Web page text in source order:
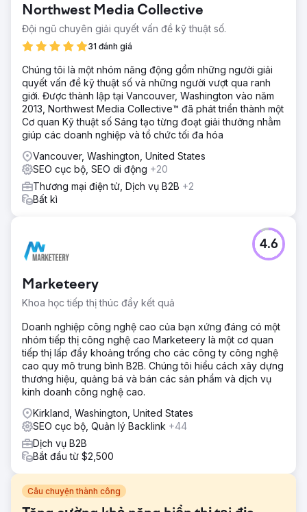
Northwest Media Collective
Đội ngũ chuyên giải quyết vấn đề kỹ thuật số.
31 đánh giá
Chúng tôi là một nhóm năng động gồm những người giải
quyết vấn đề kỹ thuật số và những người vượt qua ranh
giới. Được thành lập tại Vancouver, Washington vào năm
2013, Northwest Media Collective™ đã phát triển thành một
Cơ quan Kỹ thuật số Sáng tạo từng đoạt giải thưởng nhằm
giúp các doanh nghiệp và tổ chức tối đa hóa
Vancouver, Washington, United States
SEO cục bộ, SEO di động +20
Thương mại điện tử, Dịch vụ B2B +2
Bất kì
Marketeery
Khoa học tiếp thị thúc đẩy kết quả
4.6
Doanh nghiệp công nghệ cao của bạn xứng đáng có một
nhóm tiếp thị công nghệ cao Marketeery là một cơ quan
tiếp thị lấp đầy khoảng trống cho các công ty công nghệ
cao quy mô trung bình B2B. Chúng tôi hiểu cách xây dựng
thương hiệu, quảng bá và bán các sản phẩm và dịch vụ
kinh doanh công nghệ cao.
Kirkland, Washington, United States
SEO cục bộ, Quản lý Backlink +44
Dịch vụ B2B
Bắt đầu từ $2,500
Câu chuyện thành công